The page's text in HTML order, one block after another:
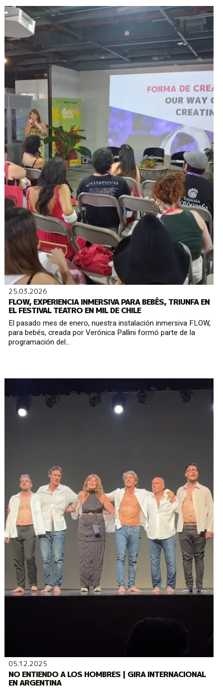
25.03.2026
FLOW, EXPERIENCIA INMERSIVA PARA BEBÉS, TRIUNFA EN
EL FESTIVAL TEATRO EN MIL DE CHILE
El pasado mes de enero, nuestra instalación inmersiva FLOW,
para bebés, creada por Verónica Pallini formó parte de la
programación del...
05.12.2025
NO ENTIENDO A LOS HOMBRES | GIRA INTERNACIONAL
EN ARGENTINA